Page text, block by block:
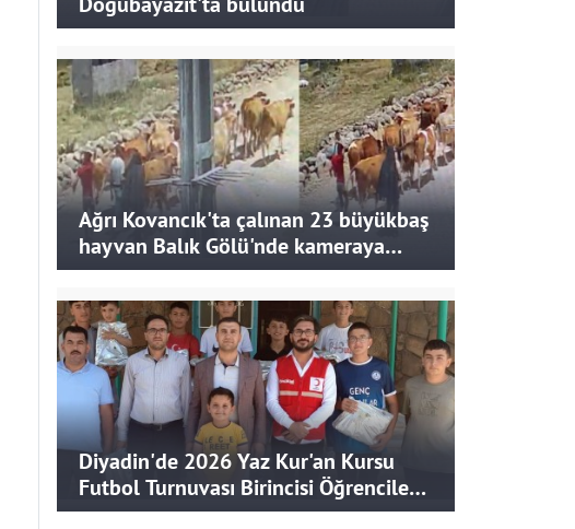
Ağrı Kovancık'ta çalınan 23 büyükbaş
hayvan Balık Gölü'nde kameraya
takıldı
Diyadin'de 2026 Yaz Kur'an Kursu
Futbol Turnuvası Birincisi Öğrencilere
Hediye